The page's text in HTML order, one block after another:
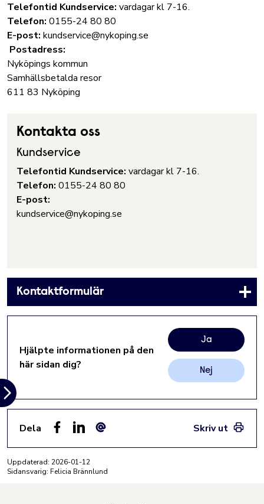
Telefontid Kundservice: vardagar kl 7-16.
Telefon: 0155-24 80 80
E-post: kundservice@nykoping.se
Postadress:
Nyköpings kommun
Samhällsbetalda resor
611 83 Nyköping
Kontakta oss
Kundservice
Telefontid Kundservice: vardagar kl 7-16.
Telefon: 0155-24 80 80
E-post:
kundservice@nykoping.se
Kontaktformulär
Hjälpte informationen på den
här sidan dig?
Ja
Nej
Dela
Skriv ut
Uppdaterad: 2026-01-12
Sidansvarig: Felicia Brännlund